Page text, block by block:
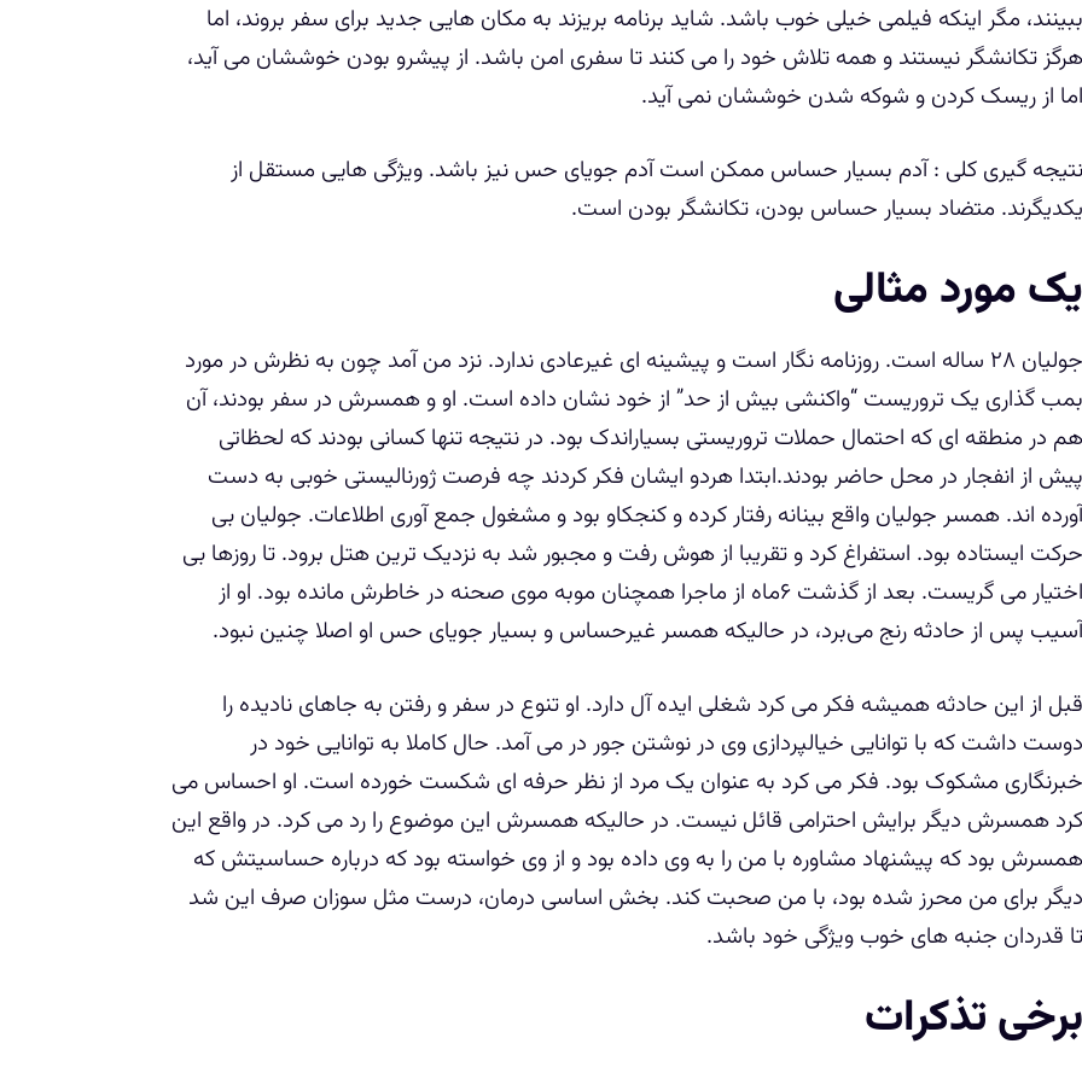
ببینند، مگر اینکه فیلمی خیلی خوب باشد. شاید برنامه بریزند به مکان هایی جدید برای سفر بروند، اما
هرگز تکانشگر نیستند و همه تلاش خود را می کنند تا سفری امن باشد. از پیشرو بودن خوششان می آید،
اما از ریسک کردن و شوکه شدن خوششان نمی آید.
نتیجه گیری کلی : آدم بسیار حساس ممکن است آدم جویای حس نیز باشد. ویژگی هایی مستقل از
یکدیگرند. متضاد بسیار حساس بودن، تکانشگر بودن است.
یک مورد مثالی
جولیان ٢٨ ساله است. روزنامه نگار است و پیشینه ای غیرعادی ندارد. نزد من آمد چون به نظرش در مورد
بمب گذاری یک تروریست “واکنشی بیش از حد” از خود نشان داده است. او و همسرش در سفر بودند، آن
هم در منطقه ای که احتمال حملات تروریستی بسیاراندک بود. در نتیجه تنها کسانی بودند که لحظاتی
پیش از انفجار در محل حاضر بودند.ابتدا هردو ایشان فکر کردند چه فرصت ژورنالیستی خوبی به دست
آورده اند. همسر جولیان واقع بینانه رفتار کرده و کنجکاو بود و مشغول جمع آوری اطلاعات. جولیان بی
حرکت ایستاده بود. استفراغ کرد و تقریبا از هوش رفت و مجبور شد به نزدیک ترین هتل برود. تا روزها بی
اختیار می گریست. بعد از گذشت ۶ماه از ماجرا همچنان موبه موی صحنه در خاطرش مانده بود. او از
آسیب پس از حادثه رنج می‌برد، در حالیکه همسر غیرحساس و بسیار جویای حس او اصلا چنین نبود.
قبل از این حادثه همیشه فکر می کرد شغلی ایده آل دارد. او تنوع در سفر و رفتن به جاهای نادیده را
دوست داشت که با توانایی خیالپردازی وی در نوشتن جور در می آمد. حال کاملا به توانایی خود در
خبرنگاری مشکوک بود. فکر می کرد به عنوان یک مرد از نظر حرفه ای شکست خورده است. او احساس می
کرد همسرش دیگر برایش احترامی قائل نیست. در حالیکه همسرش این موضوع را رد می کرد. در واقع این
همسرش بود که پیشنهاد مشاوره با من را به وی داده بود و از وی خواسته بود که درباره حساسیتش که
دیگر برای من محرز شده بود، با من صحبت کند. بخش اساسی درمان، درست مثل سوزان صرف این شد
تا قدردان جنبه های خوب ویژگی خود باشد.
برخی تذکرات